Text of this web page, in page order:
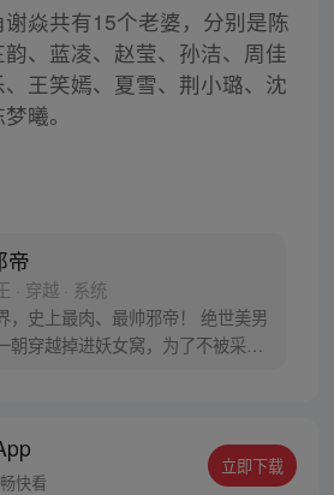
谢焱共有15个老婆，分别是陈
、蓝凌、赵莹、孙洁、周佳
王笑嫣、夏雪、荆小璐、沈
曦。
帝
· 穿越 · 系统
史上最肉、最帅邪帝！ 绝世美男
朝穿越掉进妖女窝，为了不被采补
我为邪帝】975576675
快看
立即下载